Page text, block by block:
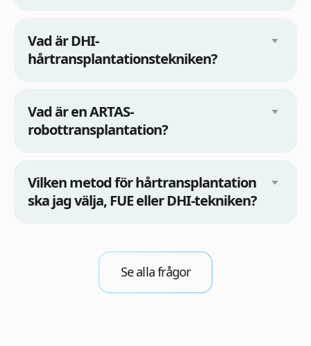
Vad är DHI-
hårtransplantationstekniken?
Vad är en ARTAS-
robottransplantation?
Vilken metod för hårtransplantation
ska jag välja, FUE eller DHI-tekniken?
Se alla frågor